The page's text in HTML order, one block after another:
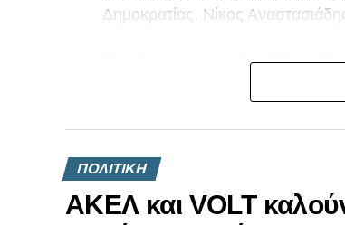
Δημοκρατίας, Νίκος
Δημητρίου, ο Γενικός
Χρίστος Χρίστου, ο Πρόεδρος
Πολίτες για την Κύπρο,
Δημοκρατίας, Φειδίας Παναγιώτου.
Στη συνεδρία συμμετέχουν
Κυβερνητικός Εκπρόσωπος,
ΠΟΛΙΤΙΚΗ
ΑΚΕΛ και VOLT